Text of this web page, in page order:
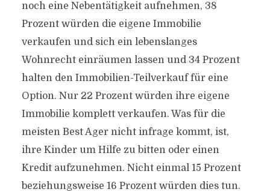
noch eine Nebentätigkeit aufnehmen, 38
Prozent würden die eigene Immobilie
verkaufen und sich ein lebenslanges
Wohnrecht einräumen lassen und 34 Prozent
halten den Immobilien-Teilverkauf für eine
Option. Nur 22 Prozent würden ihre eigene
Immobilie komplett verkaufen. Was für die
meisten Best Ager nicht infrage kommt, ist,
ihre Kinder um Hilfe zu bitten oder einen
Kredit aufzunehmen. Nicht einmal 15 Prozent
beziehungsweise 16 Prozent würden dies tun.